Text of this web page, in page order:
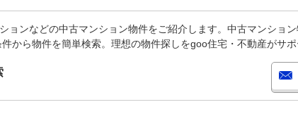
ンなどの中古マンション物件をご紹介します。中古マンショ
から物件を簡単検索。理想の物件探しをgoo住宅・不動産がサポ